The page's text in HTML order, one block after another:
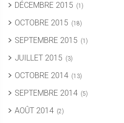
DÉCEMBRE 2015 (1)
OCTOBRE 2015 (18)
SEPTEMBRE 2015 (1)
JUILLET 2015 (3)
OCTOBRE 2014 (13)
SEPTEMBRE 2014 (5)
AOÛT 2014 (2)